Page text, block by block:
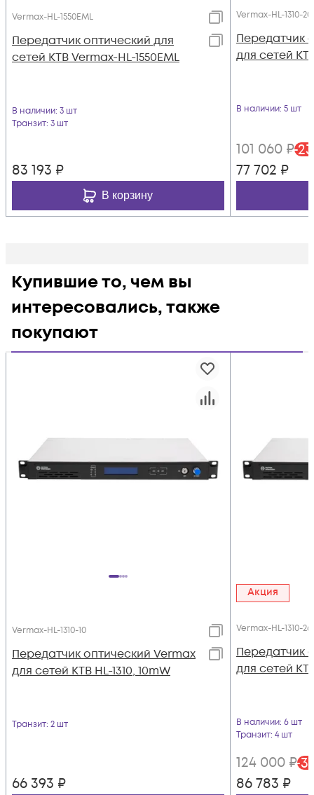
Vermax-HL-1550EML
Передатчик оптический для
сетей КТВ Vermax-HL-1550EML
В наличии: 3 шт
Транзит: 3 шт
83 193 ₽
В корзину
Vermax-HL-1310-20
Передатчик
для сетей
В наличии: 5 шт
101 060 ₽-23
77 702 ₽
Купившие то, чем вы
интересовались, также
покупают
Vermax-HL-1310-10
Передатчик оптический Vermax
для сетей КТВ HL-1310, 10mW
Транзит: 2 шт
66 393 ₽
Акция
Vermax-HL-1310-26
Передатчик
для сетей
В наличии: 6 шт
Транзит: 4 шт
124 000 ₽-
86 783 ₽